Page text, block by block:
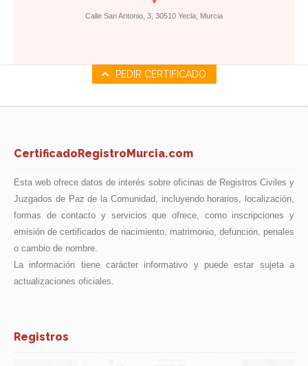
Calle San Antonio, 3, 30510 Yecla, Murcia
PEDIR CERTIFICADO
CertificadoRegistroMurcia.com
Esta web ofrece datos de interés sobre oficinas de Registros Civiles y
Juzgados de Paz de la Comunidad, incluyendo horarios, localización,
formas de contacto y servicios que ofrece, como inscripciones y
emisión de certificados de nacimiento, matrimonio, defunción, penales
o cambio de nombre.
La información tiene carácter informativo y puede estar sujeta a
actualizaciones oficiales.
Registros